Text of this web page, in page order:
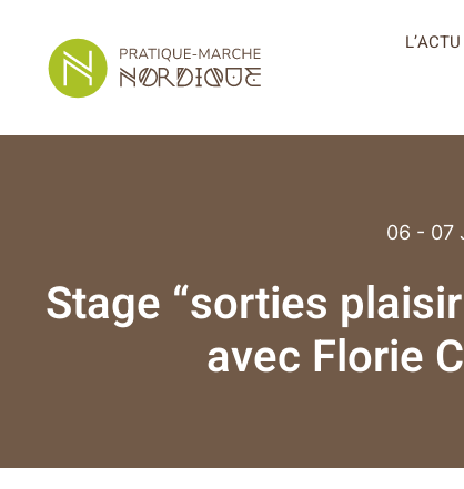
L’ACTU
06 - 07
Stage “sorties
avec Florie